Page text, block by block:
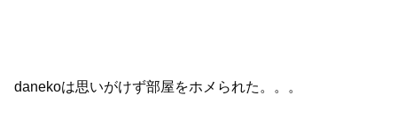
danekoは思いがけず部屋をホメられた。。。